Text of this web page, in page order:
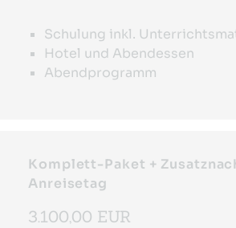
Schulung inkl.
Hotel und Abendessen
Abendprogramm
Komplett-Paket +
Anreisetag
3.100,00 EUR